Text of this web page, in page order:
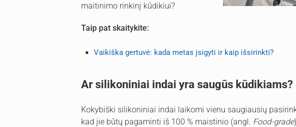
maitinimo rinkinį kūdikiui?
Taip pat skaitykite:
Vaikiška gertuvė: kada metas įsigyti ir kaip išsirinkti?
Ar silikoniniai indai yra saugūs kūdikiams?
Kokybiški silikoniniai indai laikomi vienu saugiausių
kad jie būtų pagaminti iš 100 % maistinio (angl. Food-grade